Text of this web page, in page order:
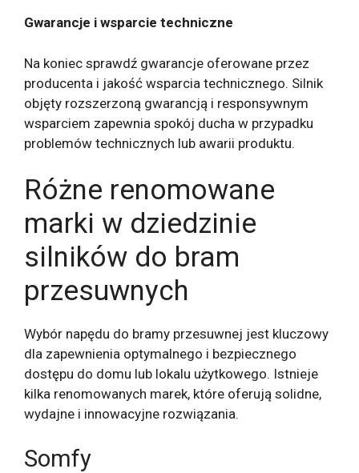
Gwarancje i wsparcie techniczne
Na koniec sprawdź gwarancje oferowane przez
producenta i jakość wsparcia technicznego. Silnik
objęty rozszerzoną gwarancją i responsywnym
wsparciem zapewnia spokój ducha w przypadku
problemów technicznych lub awarii produktu.
Różne renomowane
marki w dziedzinie
silników do bram
przesuwnych
Wybór napędu do bramy przesuwnej jest kluczowy
dla zapewnienia optymalnego i bezpiecznego
dostępu do domu lub lokalu użytkowego. Istnieje
kilka renomowanych marek, które oferują solidne,
wydajne i innowacyjne rozwiązania.
Somfy